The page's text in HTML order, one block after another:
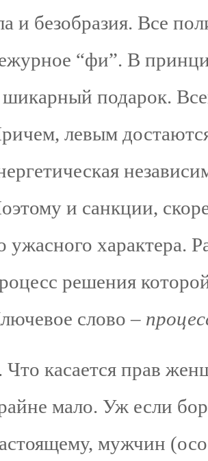
и безобразия. Все
“фи”. В
подарок.
левым
и санкции,
ужасного характера.
решения
слово –
Что касается прав
мало. Уж если
мужчин